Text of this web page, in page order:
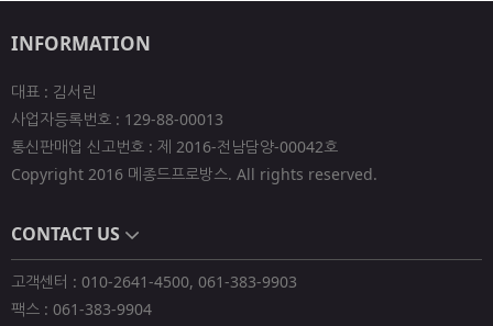
INFORMATION
대표 : 김서린
사업자등록번호 : 129-88-00013
통신판매업 신고번호 : 제 2016-전남담양-00042호
Copyright 2016 메종드프로방스. All rights reserved.
CONTACT US
고객센터 : 010-2641-4500, 061-383-9903
팩스 : 061-383-9904